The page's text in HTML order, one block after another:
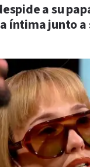
a su
íntima junto